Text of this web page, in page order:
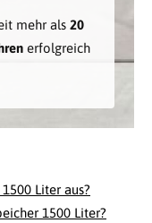
mehr als 20
erfolgreich
Liter aus?
1500 Liter?